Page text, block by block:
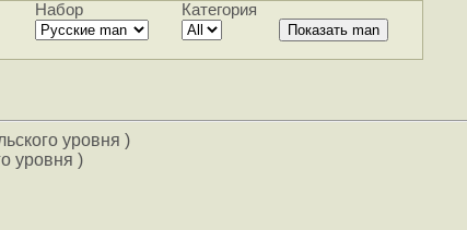
Набор Категория
уровня )
уровня )